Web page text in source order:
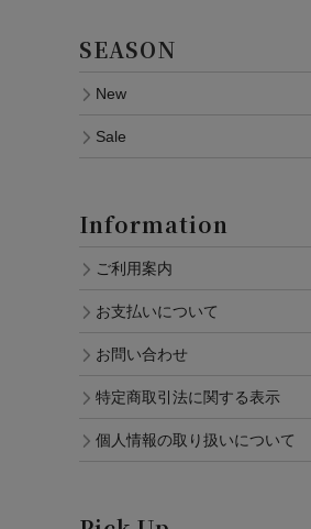
SEASON
New
Sale
Information
ご利用案内
お支払いについて
お問い合わせ
特定商取引法に関する表示
個人情報の取り扱いについて